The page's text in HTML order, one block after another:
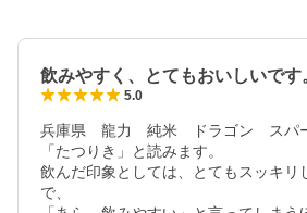
飲みやすく、とてもおいしいです
5.0
兵庫県　龍力　純米　ドラゴン　ス
「たつりき」と読みます。
飲んだ印象としては、とてもスッキリ
で、